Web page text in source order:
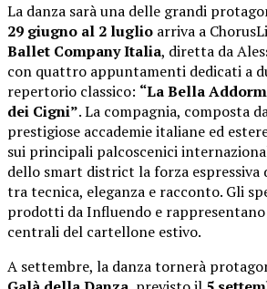
La danza sarà una delle grandi
29 giugno al 2 luglio arriva a
Ballet Company Italia, diretta da
con quattro appuntamenti dedicati a
repertorio classico: “La Bella
dei Cigni”. La compagnia, composta
prestigiose accademie italiane ed
sui principali palcoscenici
dello smart district la forza espressiva
tra tecnica, eleganza e racconto. Gli
prodotti da Influendo e
centrali del cartellone estivo.
A settembre, la danza tornerà